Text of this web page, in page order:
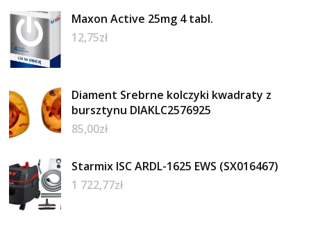
Maxon Active 25mg 4 tabl.
12,75zł
Diament Srebrne kolczyki kwadraty z
bursztynu DIAKLC2576925
85,00zł
Starmix ISC ARDL-1625 EWS (SX016467)
1 722,77zł